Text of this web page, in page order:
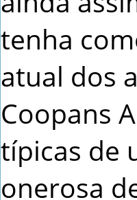
tenha
atual dos
Coopans
típicas de
onerosa